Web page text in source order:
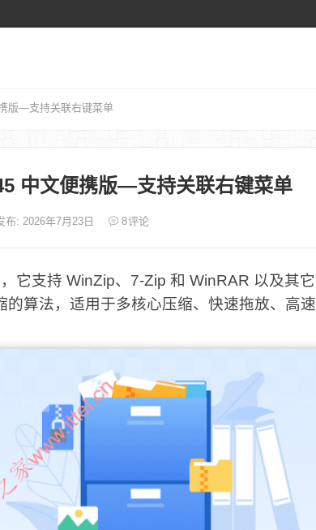
版—支持关联右键菜单
中文便携版—支持关联右键菜单
布: 2026年7月23日 8评论
它支持 WinZip、7-Zip 和 WinRAR 以及其它
算法，适用于多核心压缩、快速拖放、高速